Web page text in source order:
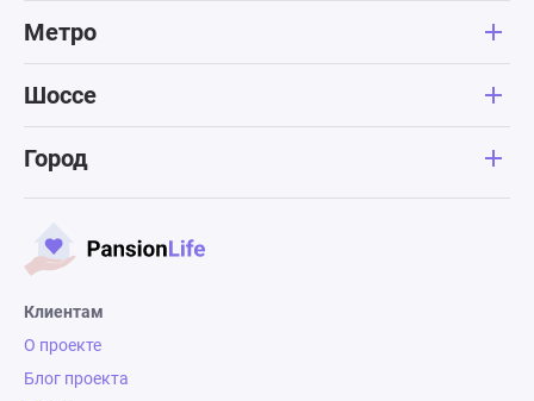
Метро
Шоссе
Город
Клиентам
О проекте
Блог проекта